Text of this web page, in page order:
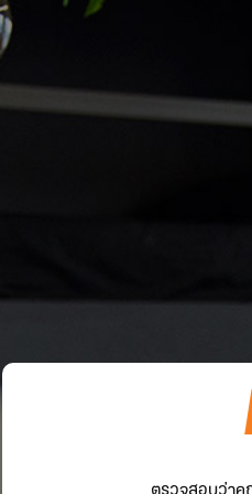
ตรวจสอบว่าคุ